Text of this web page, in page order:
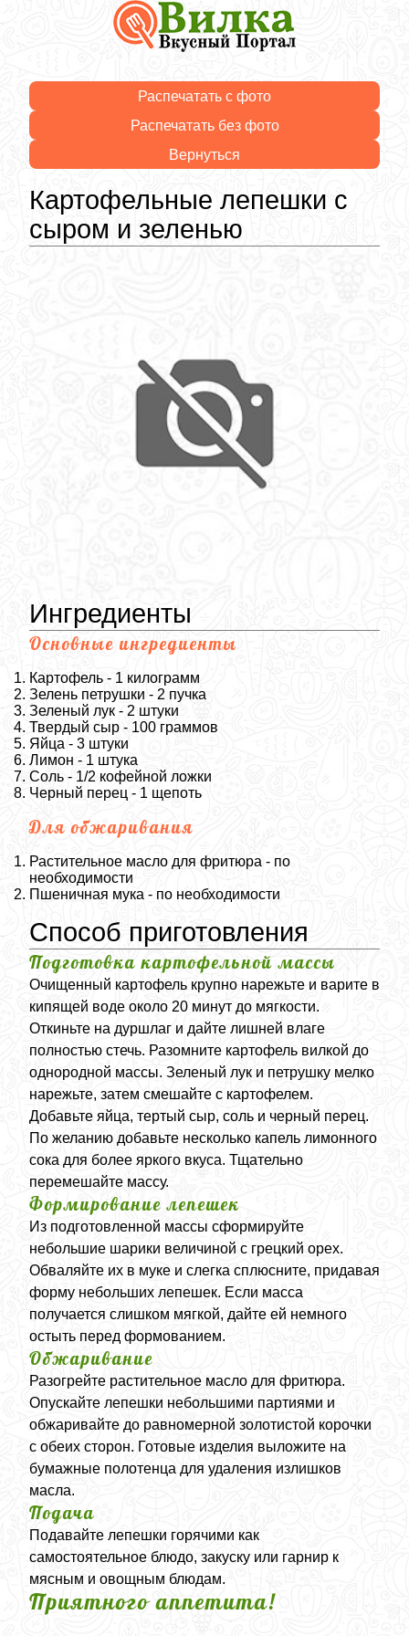
Распечатать с фото
Распечатать без фото
Вернуться
Картофельные лепешки с
сыром и зеленью
Ингредиенты
Основные ингредиенты
Картофель - 1 килограмм
Зелень петрушки - 2 пучка
Зеленый лук - 2 штуки
Твердый сыр - 100 граммов
Яйца - 3 штуки
Лимон - 1 штука
Соль - 1/2 кофейной ложки
Черный перец - 1 щепоть
Для обжаривания
Растительное масло для фритюра - по
необходимости
Пшеничная мука - по необходимости
Способ приготовления
Подготовка картофельной массы
Очищенный картофель крупно нарежьте и варите в
кипящей воде около 20 минут до мягкости.
Откиньте на дуршлаг и дайте лишней влаге
полностью стечь. Разомните картофель вилкой до
однородной массы. Зеленый лук и петрушку мелко
нарежьте, затем смешайте с картофелем.
Добавьте яйца, тертый сыр, соль и черный перец.
По желанию добавьте несколько капель лимонного
сока для более яркого вкуса. Тщательно
перемешайте массу.
Формирование лепешек
Из подготовленной массы сформируйте
небольшие шарики величиной с грецкий орех.
Обваляйте их в муке и слегка сплюсните, придавая
форму небольших лепешек. Если масса
получается слишком мягкой, дайте ей немного
остыть перед формованием.
Обжаривание
Разогрейте растительное масло для фритюра.
Опускайте лепешки небольшими партиями и
обжаривайте до равномерной золотистой корочки
с обеих сторон. Готовые изделия выложите на
бумажные полотенца для удаления излишков
масла.
Подача
Подавайте лепешки горячими как
самостоятельное блюдо, закуску или гарнир к
мясным и овощным блюдам.
Приятного аппетита!